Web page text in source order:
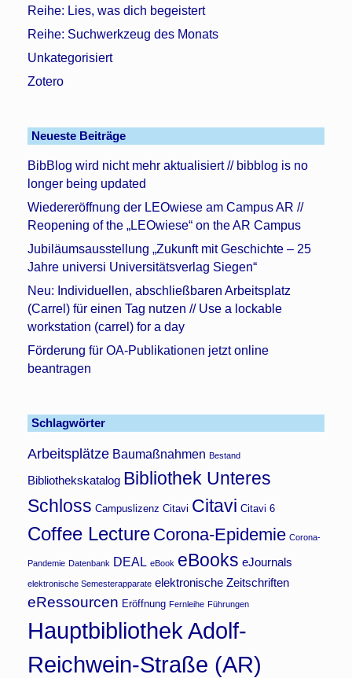
Reihe: Lies, was dich begeistert
Reihe: Suchwerkzeug des Monats
Unkategorisiert
Zotero
Neueste Beiträge
BibBlog wird nicht mehr aktualisiert // bibblog is no
longer being updated
Wiedereröffnung der LEOwiese am Campus AR //
Reopening of the „LEOwiese“ on the AR Campus
Jubiläumsausstellung „Zukunft mit Geschichte – 25
Jahre universi Universitätsverlag Siegen“
Neu: Individuellen, abschließbaren Arbeitsplatz
(Carrel) für einen Tag nutzen // Use a lockable
workstation (carrel) for a day
Förderung für OA-Publikationen jetzt online
beantragen
Schlagwörter
Arbeitsplätze Baumaßnahmen Bestand
Bibliothekskatalog Bibliothek Unteres
Schloss Campuslizenz Citavi Citavi Citavi 6
Coffee Lecture Corona-Epidemie Corona-
Pandemie Datenbank DEAL eBook eBooks eJournals
elektronische Semesterapparate elektronische Zeitschriften
eRessourcen Eröffnung Fernleihe Führungen
Hauptbibliothek Adolf-
Reichwein-Straße (AR)